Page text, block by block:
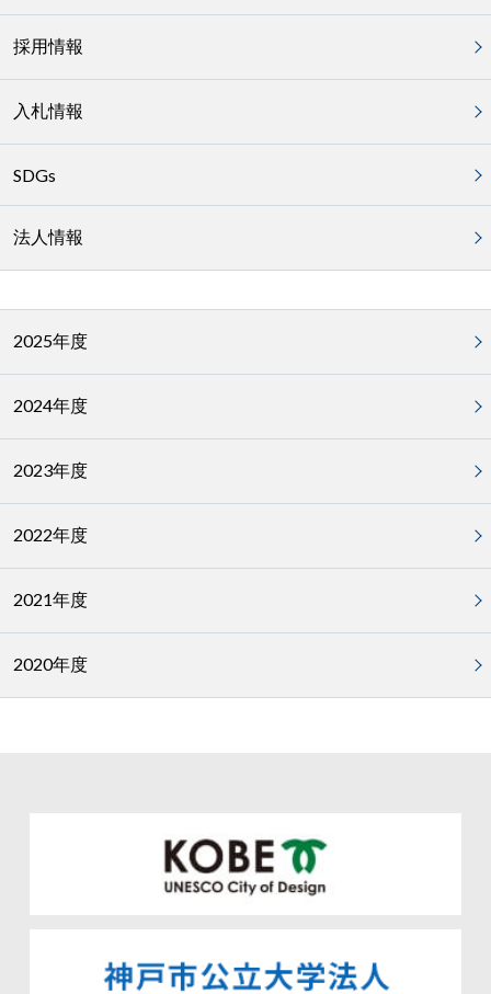
採用情報
入札情報
SDGs
法人情報
2025年度
2024年度
2023年度
2022年度
2021年度
2020年度